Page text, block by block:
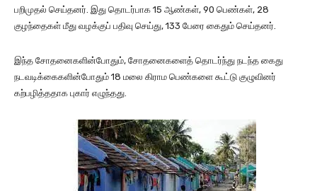
பறிமுதல் செய்தனர். இது தொடர்பாக 15 ஆண்கள், 90 பெண்கள், 28
குழந்தைகள் மீது வழக்குப் பதிவு செய்து, 133 பேரை கைதும் செய்தனர்.
இந்த சோதனைகளின்போதும், சோதனைகளைத் தொடர்ந்து நடந்த கைது
நடவடிக்கைகளின்போதும் 18 மலை கிராம பெண்களை கூட்டு குழுவினர்
கற்பழித்ததாக புகார் எழுந்தது.